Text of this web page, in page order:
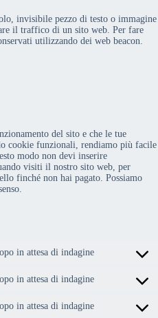
invisibile pezzo di testo o immagine
il traffico di un sito web. Per fare
utilizzando dei web beacon.
del sito e che le tue
cookie funzionali, rendiamo più facile
modo non devi inserire
visiti il nostro sito web, per
finché non hai pagato. Possiamo
in attesa di indagine
Consent
in attesa di indagine
Consent
in attesa di indagine
Consent